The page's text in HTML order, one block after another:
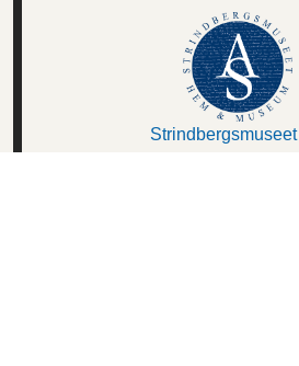
Strindbergsmuseet